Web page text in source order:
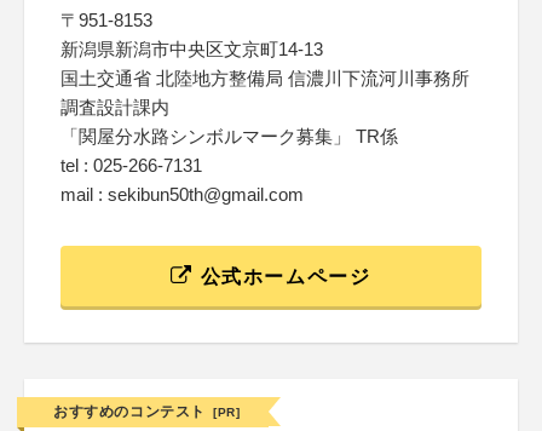
〒951-8153
新潟県新潟市中央区文京町14-13
国土交通省 北陸地方整備局 信濃川下流河川事務所
調査設計課内
「関屋分水路シンボルマーク募集」 TR係
tel : 025-266-7131
mail : sekibun50th@gmail.com
公式ホームページ
おすすめのコンテスト [PR]